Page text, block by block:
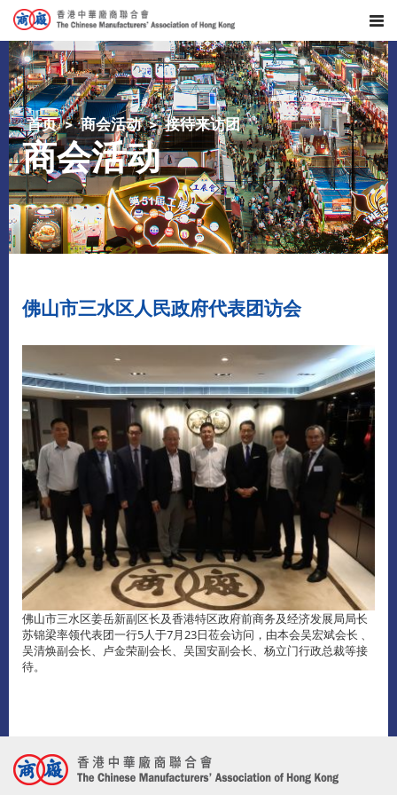
首页 商会活动 接待来访团
商会活动
佛山市三水区人民政府代表团访会
佛山市三水区姜岳新副区长及香港特区政府前商务及经济发展局局长
苏锦梁率领代表团一行5人于7月23日莅会访问，由本会吴宏斌会长 、
吴清焕副会长、卢金荣副会长、吴国安副会长、杨立门行政总裁等接
待。